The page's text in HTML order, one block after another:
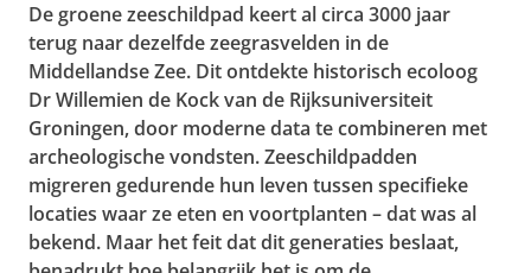
De groene zeeschildpad keert al circa 3000 jaar
terug naar dezelfde zeegrasvelden in de
Middellandse Zee. Dit ontdekte historisch ecoloog
Dr Willemien de Kock van de Rijksuniversiteit
Groningen, door moderne data te combineren met
archeologische vondsten. Zeeschildpadden
migreren gedurende hun leven tussen specifieke
locaties waar ze eten en voortplanten – dat was al
bekend. Maar het feit dat dit generaties beslaat,